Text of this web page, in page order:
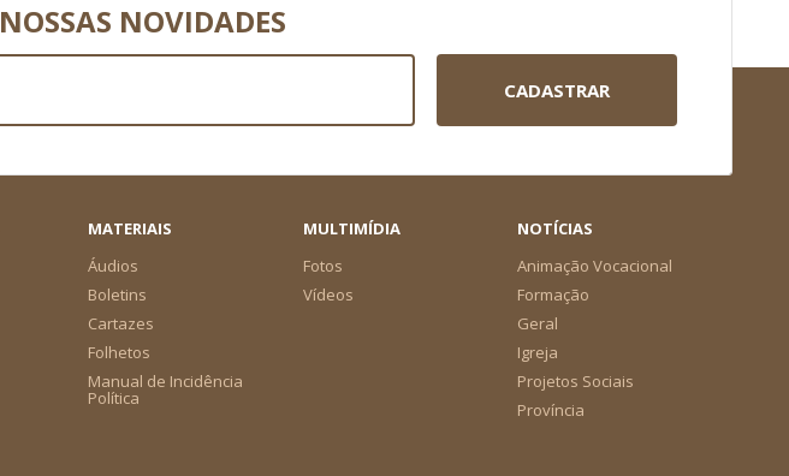
NOSSAS NOVIDADES
CADASTRAR
MATERIAIS
Áudios
Boletins
Cartazes
Folhetos
Manual de Incidência
Política
MULTIMÍDIA
Fotos
Vídeos
NOTÍCIAS
Animação Vocacional
Formação
Geral
Igreja
Projetos Sociais
Província